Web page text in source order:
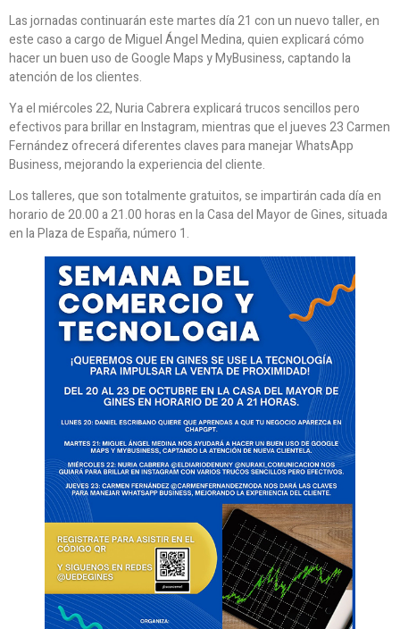
Las jornadas continuarán este martes día 21 con un nuevo taller, en
este caso a cargo de Miguel Ángel Medina, quien explicará cómo
hacer un buen uso de Google Maps y MyBusiness, captando la
atención de los clientes.
Ya el miércoles 22, Nuria Cabrera explicará trucos sencillos pero
efectivos para brillar en Instagram, mientras que el jueves 23 Carmen
Fernández ofrecerá diferentes claves para manejar WhatsApp
Business, mejorando la experiencia del cliente.
Los talleres, que son totalmente gratuitos, se impartirán cada día en
horario de 20.00 a 21.00 horas en la Casa del Mayor de Gines, situada
en la Plaza de España, número 1.